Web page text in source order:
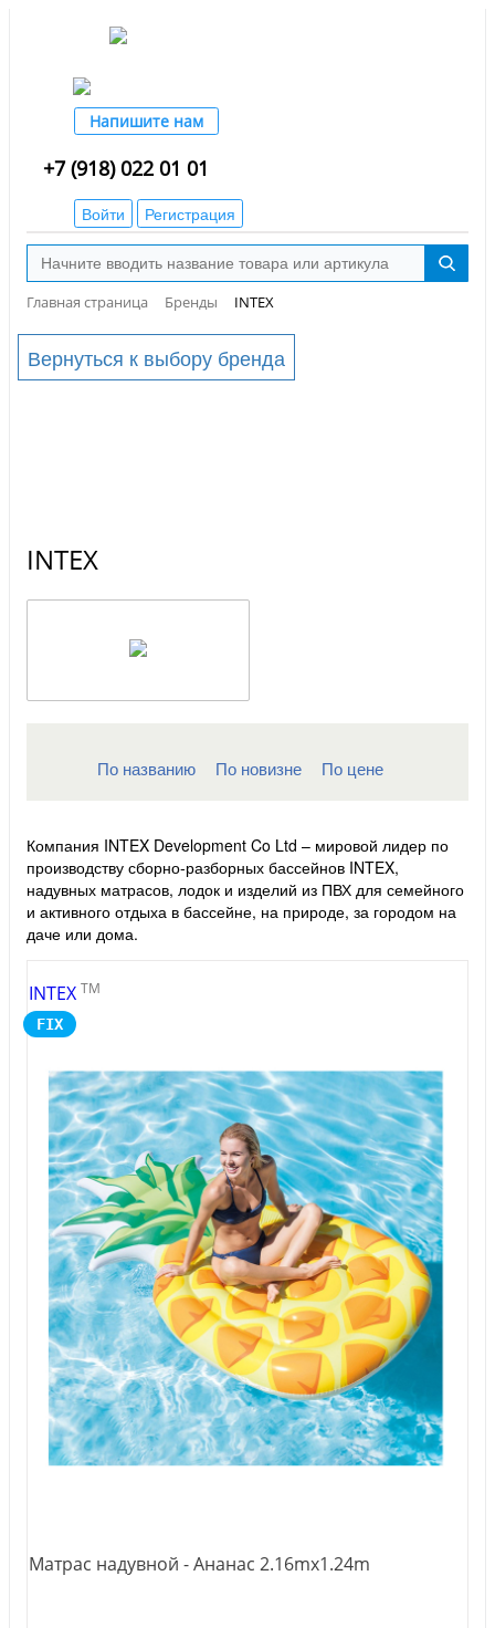
Напишите нам
+7 (918) 022 01 01
Войти Регистрация
Главная страница Бренды INTEX
Вернуться к выбору бренда
INTEX
По названию По новизне По цене
Компания INTEX Development Co Ltd – мировой лидер по
производству сборно-разборных бассейнов INTEX,
надувных матрасов, лодок и изделий из ПВХ для семейного
и активного отдыха в бассейне, на природе, за городом на
даче или дома.
INTEX TM
FIX
Матрас надувной - Ананас 2.16mx1.24m